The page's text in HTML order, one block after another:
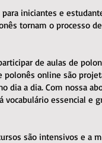
iniciantes e
tornam o processo
de aulas de
polonês online são
dia a dia. Com nossa
vocabulário essencial e
são intensivos e a